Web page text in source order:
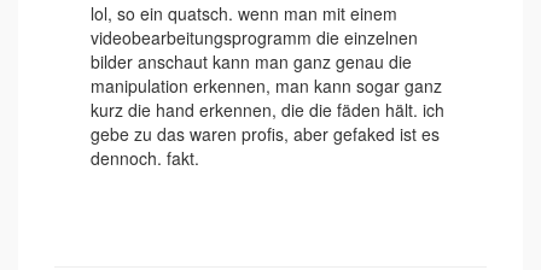
lol, so ein quatsch. wenn man mit einem
videobearbeitungsprogramm die einzelnen
bilder anschaut kann man ganz genau die
manipulation erkennen, man kann sogar ganz
kurz die hand erkennen, die die fäden hält. ich
gebe zu das waren profis, aber gefaked ist es
dennoch. fakt.